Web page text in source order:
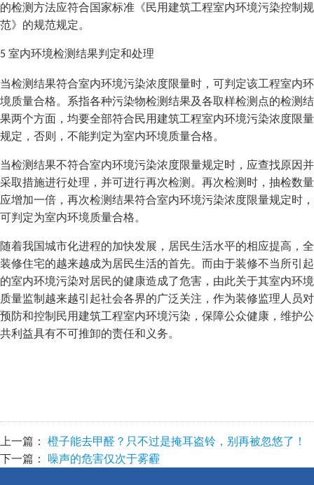
的检测方法应符合国家标准《民用建筑工程室内环境污染控制规
范》的规范规定。
5 室内环境检测结果判定和处理
当检测结果符合室内环境污染浓度限量时，可判定该工程室内环
境质量合格。系指各种污染物检测结果及各取样检测点的检测结
果两个方面，均要全部符合民用建筑工程室内环境污染浓度限量
规定，否则，不能判定为室内环境质量合格。
当检测结果不符合室内环境污染浓度限量规定时，应查找原因并
采取措施进行处理，并可进行再次检测。再次检测时，抽检数量
应增加一倍，再次检测结果符合室内环境污染浓度限量规定时，
可判定为室内环境质量合格。
随着我国城市化进程的加快发展，居民生活水平的相应提高，全
装修住宅的越来越成为居民生活的首先。而由于装修不当所引起
的室内环境污染对居民的健康造成了危害，由此关于其室内环境
质量监制越来越引起社会各界的广泛关注，作为装修监理人员对
预防和控制民用建筑工程室内环境污染，保障公众健康，维护公
共利益具有不可推卸的责任和义务。
上一篇： 橙子能去甲醛？只不过是掩耳盗铃，别再被忽悠了！
下一篇： 噪声的危害仅次于雾霾